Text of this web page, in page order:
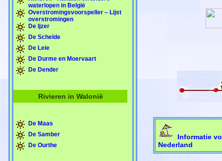
waterlopen in België
Overstromingsvoorspeller – Lijst
overstromingen
De Ijzer
De Schelde
De Leie
De Durme en Moervaart
De Dender
Rivieren in Walonië
De Maas
De Samber
De Ourthe
Informatie
Nederland